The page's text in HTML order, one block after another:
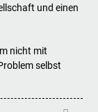
und einen
nicht mit
selbst